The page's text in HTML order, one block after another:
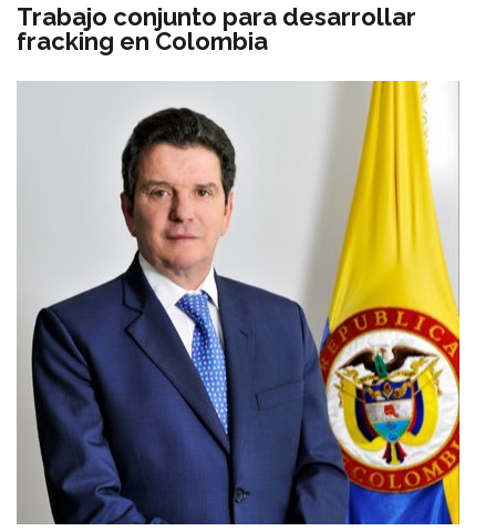
Trabajo conjunto para desarrollar
fracking en Colombia